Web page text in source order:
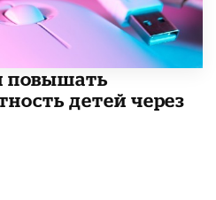
повышать
детей через